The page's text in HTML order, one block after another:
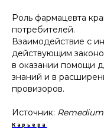
Роль фармацевта
потребителей.
Взаимодействие с
действующим
в оказании помощи
знаний и в
провизоров.
Источник:
Карьера